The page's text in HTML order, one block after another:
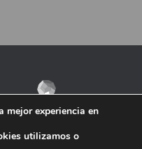
mejor experiencia en
utilizamos o